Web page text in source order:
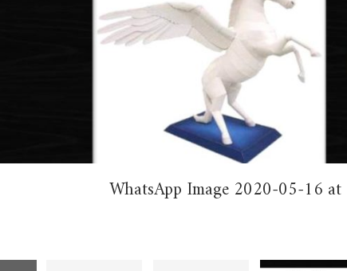
WhatsApp Image 2020-05-16